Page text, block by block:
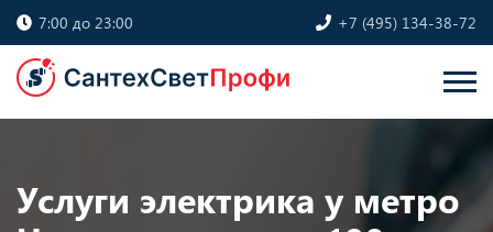
7:00 до 23:00 +7 (495) 134-38-72
Услуги электрика у метро